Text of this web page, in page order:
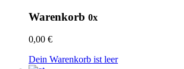
Warenkorb 0x
0,00 €
Dein Warenkorb ist leer